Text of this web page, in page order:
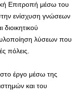
Επιτροπή μέσω του
ενίσχυση γνώσεων
διοικητικού
λύσεων που
πόλεις.
έργο μέσω της
και του